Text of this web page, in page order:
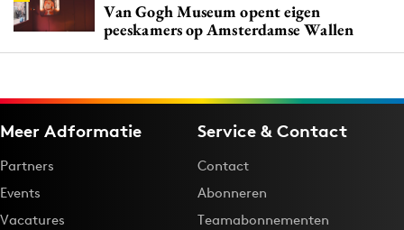
Van Gogh Museum opent eigen
peeskamers op Amsterdamse Wallen
Meer Adformatie
Partners
Events
Vacatures
Service & Contact
Contact
Abonneren
Teamabonnementen